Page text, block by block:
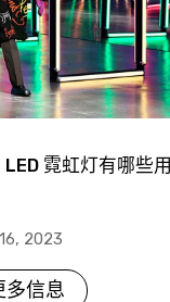
LED 霓虹灯有哪些用
2023
多信息